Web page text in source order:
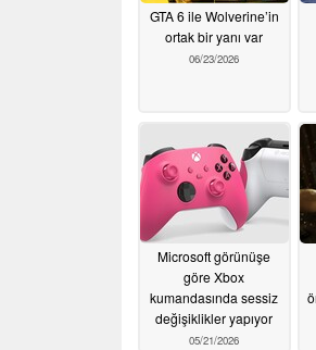
GTA 6 ile Wolverine’in
ortak bir yanı var
06/23/2026
Microsoft görünüşe
göre Xbox
kumandasında sessiz
değişiklikler yapıyor
05/21/2026